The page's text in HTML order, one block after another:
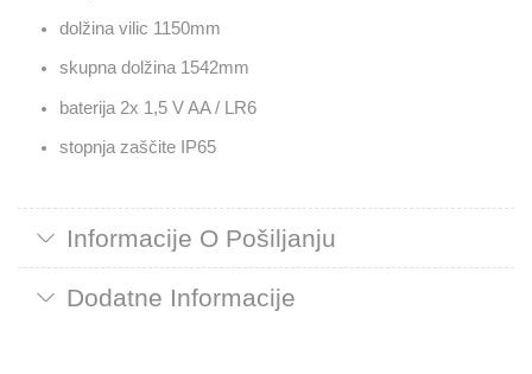
dolžina vilic 1150mm
skupna dolžina 1542mm
baterija 2x 1,5 V AA / LR6
stopnja zaščite IP65
Informacije O Pošiljanju
Dodatne Informacije